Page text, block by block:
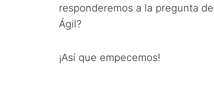
responderemos a la pregunta
Ágil?
¡Así que empecemos!